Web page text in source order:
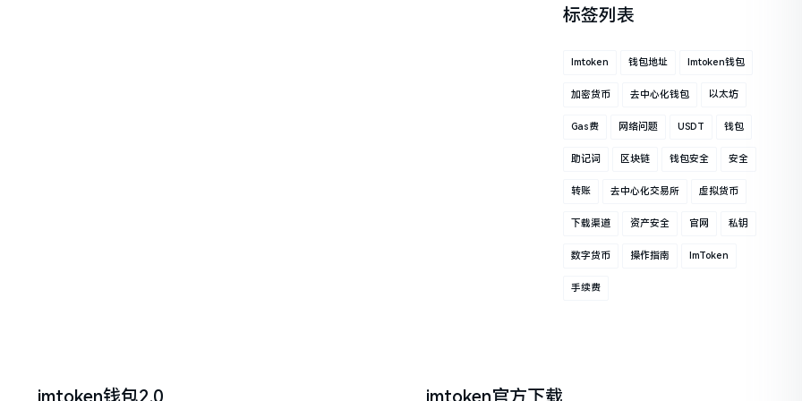
标签列表
Imtoken 钱包地址 Imtoken钱包
加密货币 去中心化钱包 以太坊
Gas费 网络问题 USDT 钱包
助记词 区块链 钱包安全 安全
转账 去中心化交易所 虚拟货币
下载渠道 资产安全 官网 私钥
数字货币 操作指南 ImToken
手续费